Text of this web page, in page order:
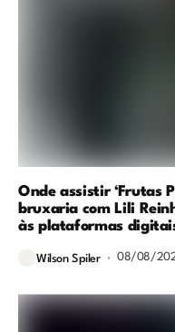
Onde assistir ‘Frutas
bruxaria com Lili
às plataformas
Wilson Spiler 08/08/